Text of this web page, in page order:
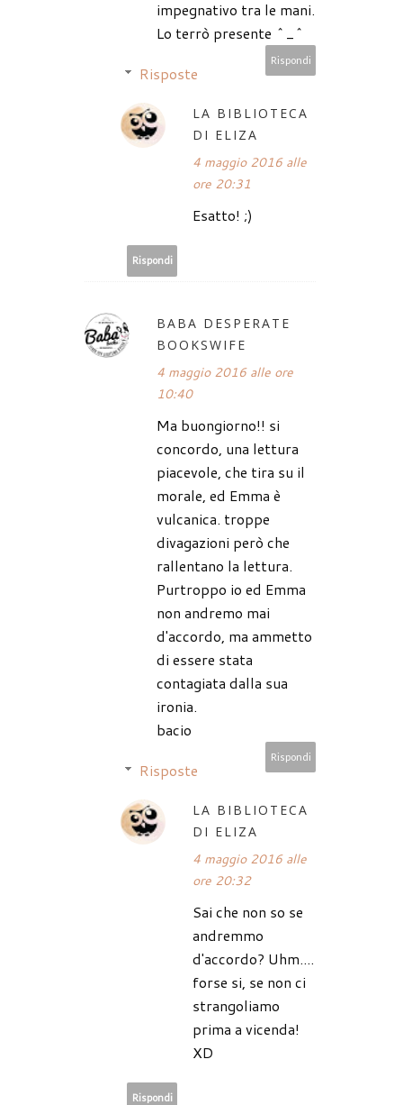
impegnativo tra le mani.
Lo terrò presente ^_^
Rispondi
Risposte
LA BIBLIOTECA
DI ELIZA
4 maggio 2016 alle
ore 20:31
Esatto! ;)
Rispondi
BABA DESPERATE
BOOKSWIFE
4 maggio 2016 alle ore
10:40
Ma buongiorno!! si
concordo, una lettura
piacevole, che tira su il
morale, ed Emma è
vulcanica. troppe
divagazioni però che
rallentano la lettura.
Purtroppo io ed Emma
non andremo mai
d'accordo, ma ammetto
di essere stata
contagiata dalla sua
ironia.
bacio
Rispondi
Risposte
LA BIBLIOTECA
DI ELIZA
4 maggio 2016 alle
ore 20:32
Sai che non so se
andremmo
d'accordo? Uhm....
forse si, se non ci
strangoliamo
prima a vicenda!
XD
Rispondi